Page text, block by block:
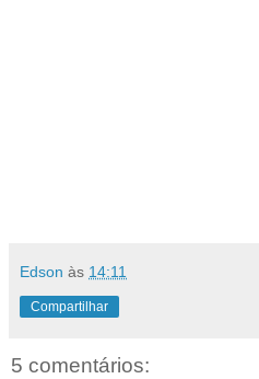
Edson às 14:11
Compartilhar
5 comentários: